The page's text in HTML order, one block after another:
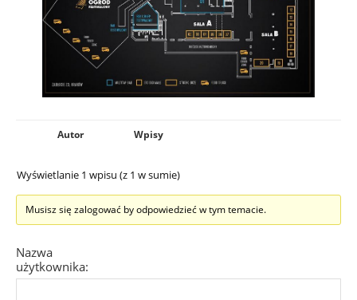
Autor Wpisy
Wyświetlanie 1 wpisu (z 1 w sumie)
Musisz się zalogować by odpowiedzieć w tym temacie.
Nazwa
użytkownika: